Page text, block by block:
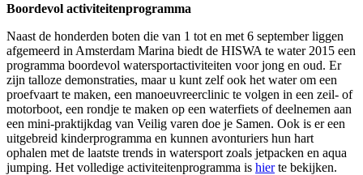
Boordevol activiteitenprogramma
Naast de honderden boten die van 1 tot en met 6 september liggen
afgemeerd in Amsterdam Marina biedt de HISWA te water 2015 een
programma boordevol watersportactiviteiten voor jong en oud. Er
zijn talloze demonstraties, maar u kunt zelf ook het water om een
proefvaart te maken, een manoeuvreerclinic te volgen in een zeil- of
motorboot, een rondje te maken op een waterfiets of deelnemen aan
een mini-praktijkdag van Veilig varen doe je Samen. Ook is er een
uitgebreid kinderprogramma en kunnen avonturiers hun hart
ophalen met de laatste trends in watersport zoals jetpacken en aqua
jumping. Het volledige activiteitenprogramma is hierte bekijken.